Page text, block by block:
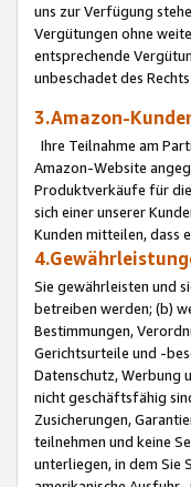
uns zur Verfügung
Vergütungen ohne
entsprechende
unbeschadet des
3.Amazon-
Ihre Teilnahme am
Amazon-Website
Produktverkäufe für
sich einer unserer
Kunden mitteilen, dass
Sie gewährleisten und
betreiben werden; (b)
Bestimmungen,
Gerichtsurteile und -
Datenschutz, Werbung
nicht geschäftsfähig
Zusicherungen,
teilnehmen und keine
unterliegen, in dem Sie